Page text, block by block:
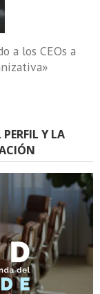
a los CEOs a
Y LA